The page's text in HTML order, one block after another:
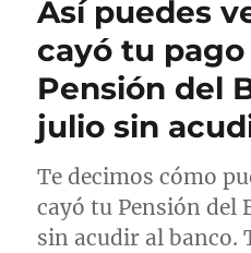
Así puedes
cayó tu pago
Pensión del
julio sin
Te decimos cómo
cayó tu Pensión del
sin acudir al banco.